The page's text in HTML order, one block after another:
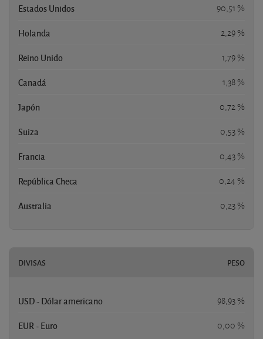
Estados Unidos 90,51 %
Holanda 2,29 %
Reino Unido 1,79 %
Canadá 1,38 %
Japón 0,72 %
Suiza 0,53 %
Francia 0,43 %
República Checa 0,24 %
Australia 0,23 %
DIVISAS PESO
USD - Dólar americano 98,93 %
EUR - Euro 0,00 %